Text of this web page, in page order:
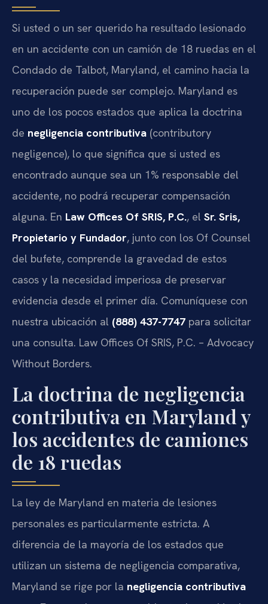
Si usted o un ser querido ha resultado lesionado
en un accidente con un camión de 18 ruedas en el
Condado de Talbot, Maryland, el camino hacia la
recuperación puede ser complejo. Maryland es
uno de los pocos estados que aplica la doctrina
de negligencia contributiva (contributory
negligence), lo que significa que si usted es
encontrado aunque sea un 1% responsable del
accidente, no podrá recuperar compensación
alguna. En Law Offices Of SRIS, P.C., el Sr. Sris,
Propietario y Fundador, junto con los Of Counsel
del bufete, comprende la gravedad de estos
casos y la necesidad imperiosa de preservar
evidencia desde el primer día. Comuníquese con
nuestra ubicación al (888) 437-7747 para solicitar
una consulta. Law Offices Of SRIS, P.C. – Advocacy
Without Borders.
La doctrina de negligencia
contributiva en Maryland y
los accidentes de camiones
de 18 ruedas
La ley de Maryland en materia de lesiones
personales es particularmente estricta. A
diferencia de la mayoría de los estados que
utilizan un sistema de negligencia comparativa,
Maryland se rige por la negligencia contributiva